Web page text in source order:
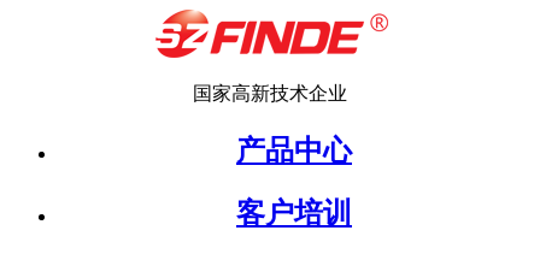
国家高新技术企业
产品中心
客户培训